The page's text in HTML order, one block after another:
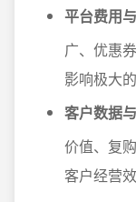
平台费用
广、优惠
影响极大的
客户数据
价值、复
客户经营效